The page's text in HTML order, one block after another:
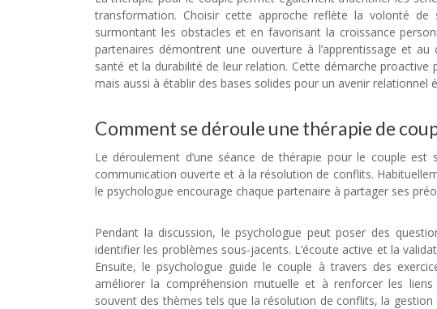
transformation. Choisir cette approche reflète la volonté de
surmontant les obstacles et en favorisant la croissance
partenaires démontrent une ouverture à l’apprentissage et au
santé et la durabilité de leur relation. Cette démarche
mais aussi à établir des bases solides pour un avenir relationnel
Comment se déroule une thérapie de
Le déroulement d’une séance de thérapie pour le couple
communication ouverte et à la résolution de conflits.
le psychologue encourage chaque partenaire à partager ses
Pendant la discussion, le psychologue peut poser des
identifier les problèmes sous-jacents. L’écoute active et la
Ensuite, le psychologue guide le couple à travers des
améliorer la compréhension mutuelle et à renforcer les
souvent des thèmes tels que la résolution de conflits, la